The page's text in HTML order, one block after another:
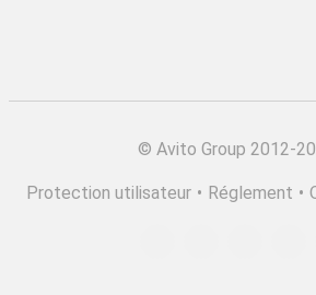
© Avito Group 2012-
Protection utilisateur • Réglement •